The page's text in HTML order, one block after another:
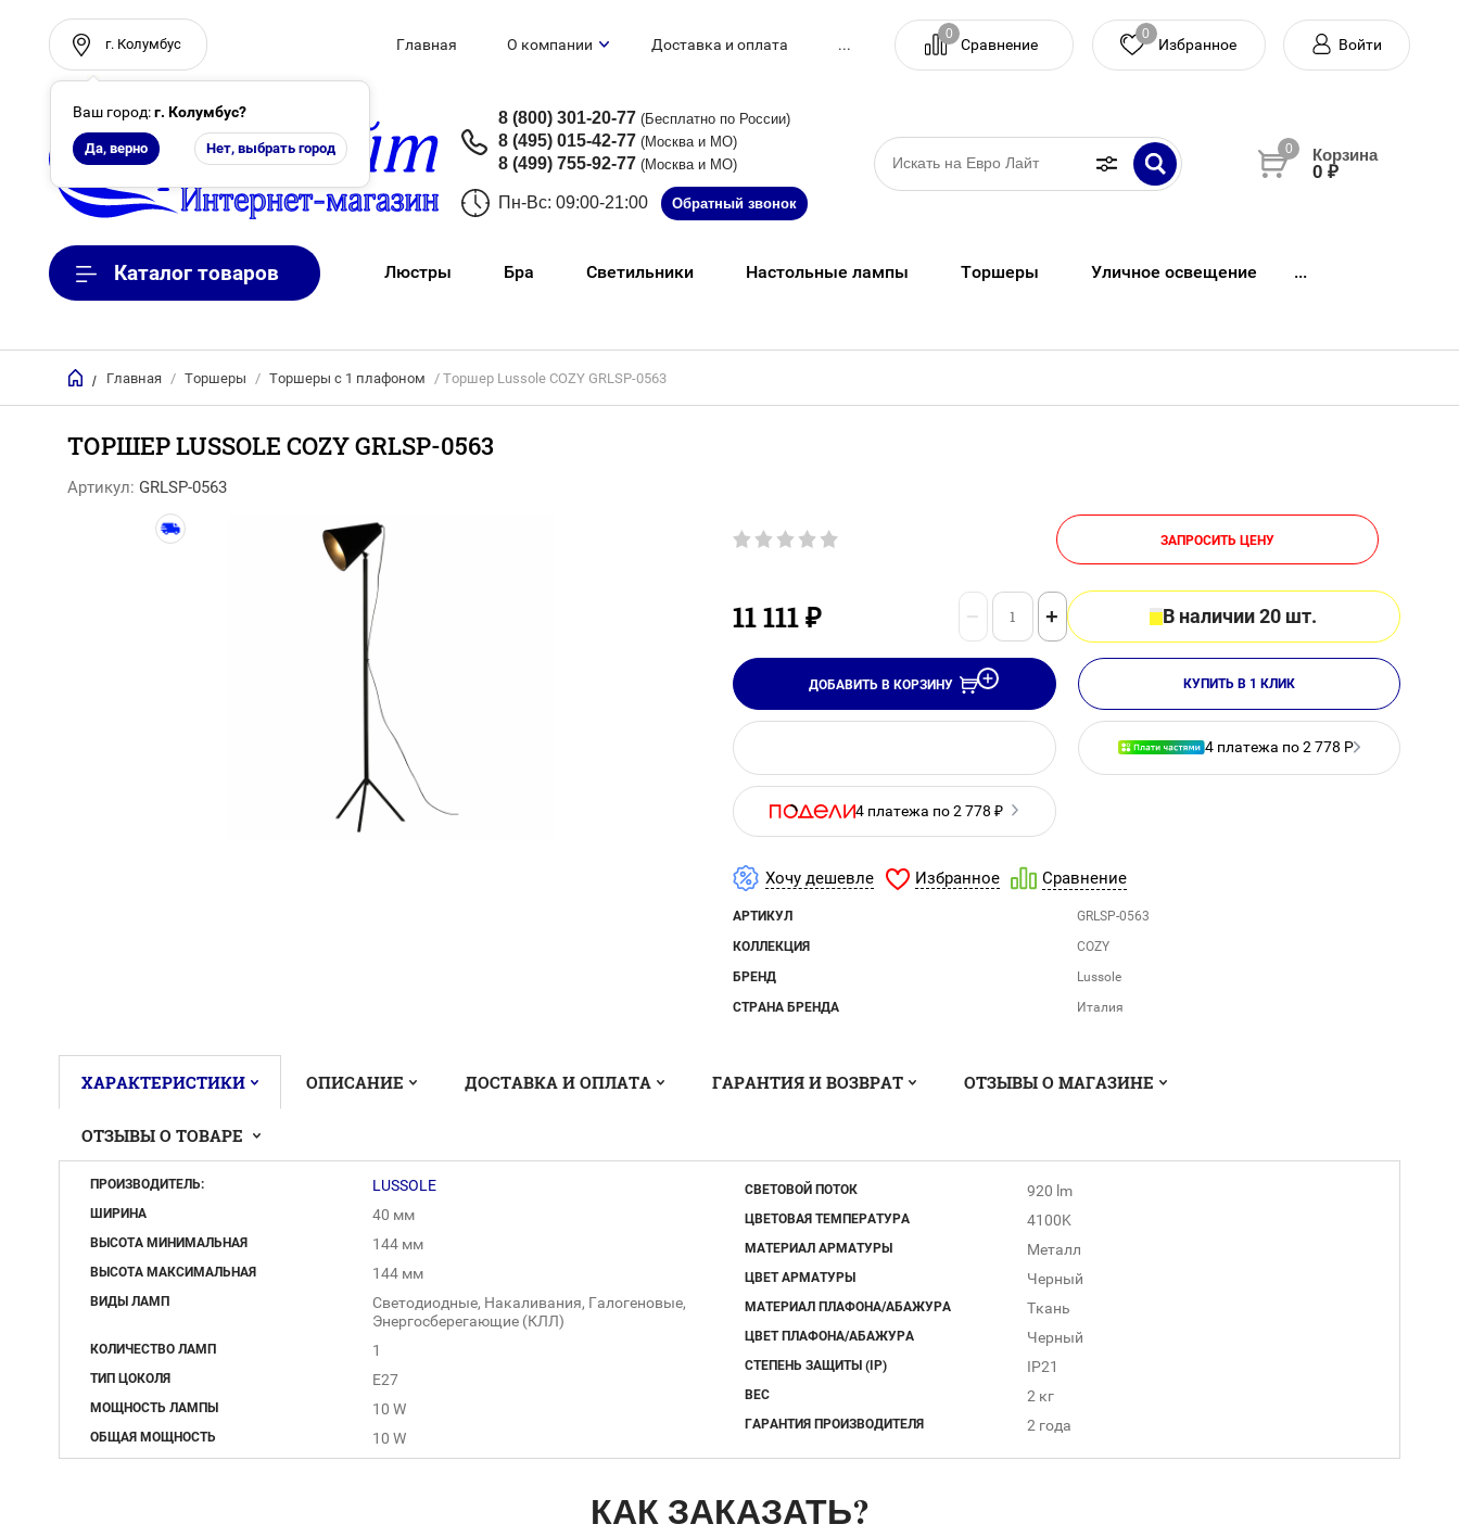
г. Колумбус
Ваш город:г. Колумбус?
Да, верно Нет, выбрать город
Главная О компании Доставка и оплата ...
0
Сравнение
0
Войти
8 (800) 301-20-77 (Бесплатно по России)
8 (495) 015-42-77 (Москва и МО)
8 (499) 755-92-77 (Москва и МО)
Пн-Вс: 09:00-21:00 Обратный звонок
0
0 ₽
Каталог товаров Люстры Бра Светильники Настольные лампы Торшеры Уличное освещение ...
/ Главная / Торшеры / Торшеры с 1 плафоном / Торшер Lussole COZY GRLSP-0563
ТОРШЕР LUSSOLE COZY GRLSP-0563
Артикул: GRLSP-0563
ЗАПРОСИТЬ ЦЕНУ
11 111₽ − + В наличии 20 шт.
ДОБАВИТЬ В КОРЗИНУ КУПИТЬ В 1 КЛИК
4 платежа по 2 778 ₽
4 платежа по 2 778 Р
Хочу дешевле Избранное Сравнение
АРТИКУЛ
GRLSP-0563
КОЛЛЕКЦИЯ
COZY
БРЕНД
Lussole
СТРАНА БРЕНДА
Италия
ХАРАКТЕРИСТИКИ ОПИСАНИЕ ДОСТАВКА И ОПЛАТА ГАРАНТИЯ И ВОЗВРАТ ОТЗЫВЫ О МАГАЗИНЕ
ОТЗЫВЫ О ТОВАРЕ
ПРОИЗВОДИТЕЛЬ: LUSSOLE
ШИРИНА 40 мм
ВЫСОТА МИНИМАЛЬНАЯ 144 мм
ВЫСОТА МАКСИМАЛЬНАЯ 144 мм
ВИДЫ ЛАМП
Светодиодные, Накаливания, Галогеновые,
Энергосберегающие (КЛЛ)
КОЛИЧЕСТВО ЛАМП 1
ТИП ЦОКОЛЯ E27
МОЩНОСТЬ ЛАМПЫ 10 W
ОБЩАЯ МОЩНОСТЬ 10 W
СВЕТОВОЙ ПОТОК 920 lm
ЦВЕТОВАЯ ТЕМПЕРАТУРА 4100K
МАТЕРИАЛ АРМАТУРЫ Металл
ЦВЕТ АРМАТУРЫ Черный
МАТЕРИАЛ ПЛАФОНА/АБАЖУРА Ткань
ЦВЕТ ПЛАФОНА/АБАЖУРА Черный
СТЕПЕНЬ ЗАЩИТЫ (IP) IP21
ВЕС 2 кг
ГАРАНТИЯ ПРОИЗВОДИТЕЛЯ 2 года
КАК ЗАКАЗАТЬ?